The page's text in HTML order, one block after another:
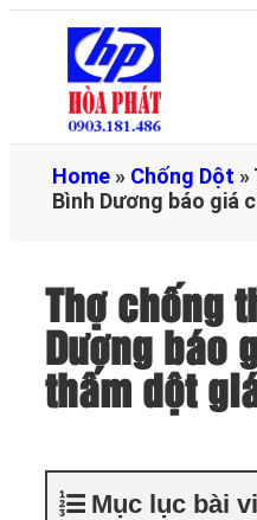
Home » Chống Dột »
Bình Dương báo giá
Thợ chống
Dương báo
thấm dột
Mục lục bài